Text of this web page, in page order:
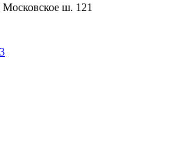
ш. 121